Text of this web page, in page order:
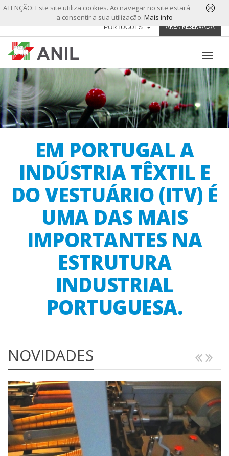
ATENÇÃO: Este site utiliza cookies. Ao navegar no site estará
a consentir a sua utilização. Mais info
ÁREA RESERVADA
PORTUGUÊS
EM PORTUGAL A
INDÚSTRIA TÊXTIL E
DO VESTUÁRIO (ITV) É
UMA DAS MAIS
IMPORTANTES NA
ESTRUTURA
INDUSTRIAL
PORTUGUESA.
NOVIDADES